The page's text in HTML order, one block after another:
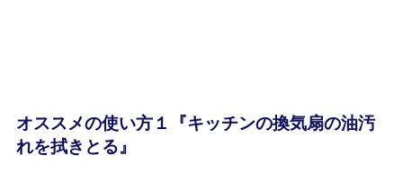
オススメの使い方１『キッチンの換気扇の油汚
れを拭きとる』